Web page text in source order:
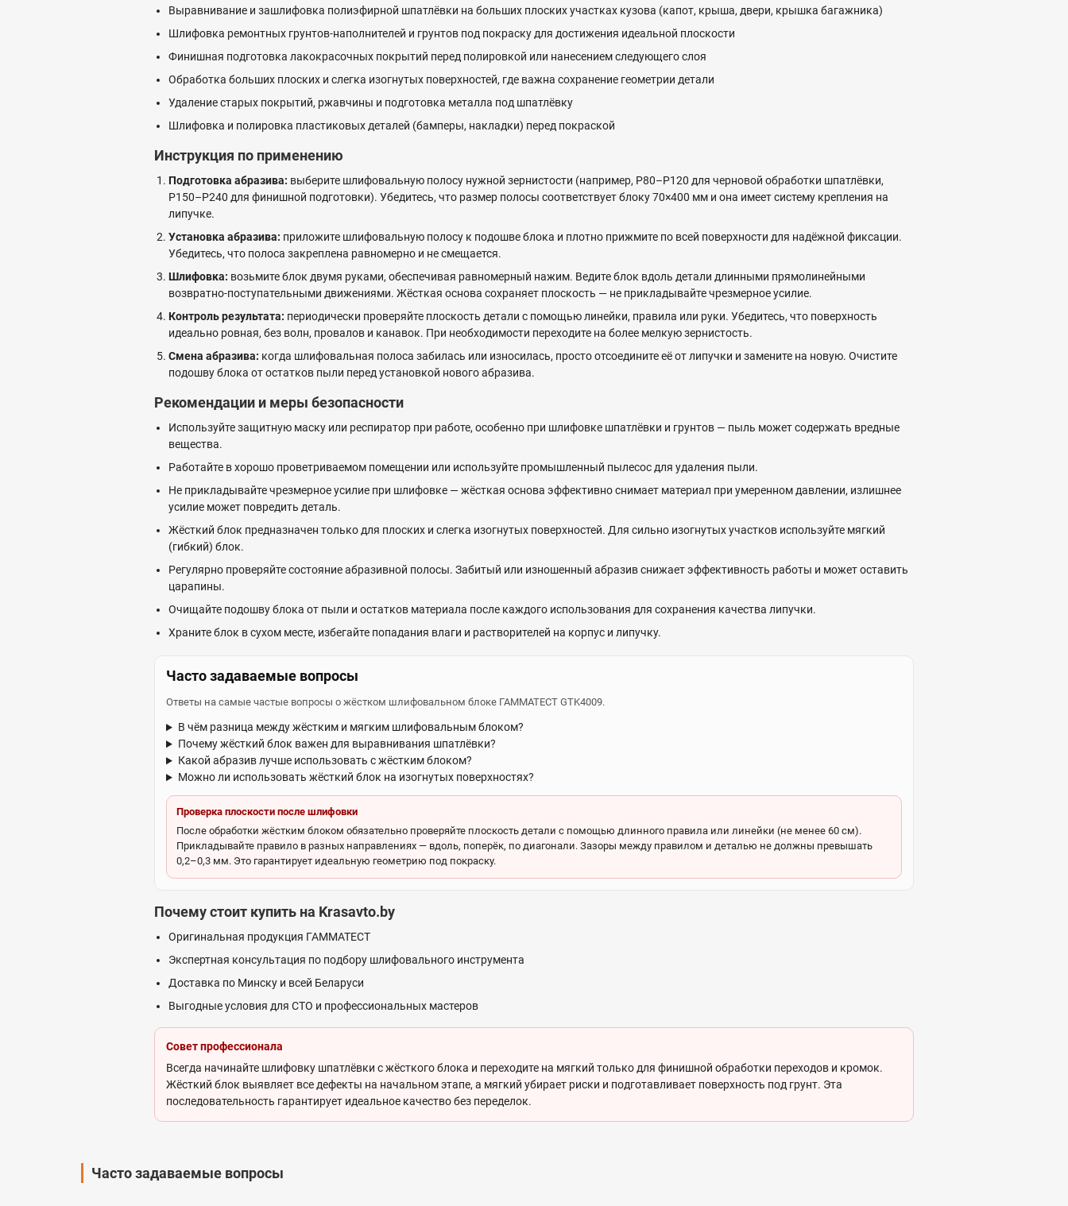
Выравнивание и зашлифовка полиэфирной шпатлёвки на больших плоских участках кузова (капот, крыша, двери, крышка багажника)
Шлифовка ремонтных грунтов-наполнителей и грунтов под покраску для достижения идеальной плоскости
Финишная подготовка лакокрасочных покрытий перед полировкой или нанесением следующего слоя
Обработка больших плоских и слегка изогнутых поверхностей, где важна сохранение геометрии детали
Удаление старых покрытий, ржавчины и подготовка металла под шпатлёвку
Шлифовка и полировка пластиковых деталей (бамперы, накладки) перед покраской
Инструкция по применению
Подготовка абразива: выберите шлифовальную полосу нужной зернистости (например, P80–P120 для черновой обработки шпатлёвки,
P150–P240 для финишной подготовки). Убедитесь, что размер полосы соответствует блоку 70×400 мм и она имеет систему крепления на
липучке.
Установка абразива: приложите шлифовальную полосу к подошве блока и плотно прижмите по всей поверхности для надёжной фиксации.
Убедитесь, что полоса закреплена равномерно и не смещается.
Шлифовка: возьмите блок двумя руками, обеспечивая равномерный нажим. Ведите блок вдоль детали длинными прямолинейными
возвратно-поступательными движениями. Жёсткая основа сохраняет плоскость — не прикладывайте чрезмерное усилие.
Контроль результата: периодически проверяйте плоскость детали с помощью линейки, правила или руки. Убедитесь, что поверхность
идеально ровная, без волн, провалов и канавок. При необходимости переходите на более мелкую зернистость.
Смена абразива: когда шлифовальная полоса забилась или износилась, просто отсоедините её от липучки и замените на новую. Очистите
подошву блока от остатков пыли перед установкой нового абразива.
Рекомендации и меры безопасности
Используйте защитную маску или респиратор при работе, особенно при шлифовке шпатлёвки и грунтов — пыль может содержать вредные
вещества.
Работайте в хорошо проветриваемом помещении или используйте промышленный пылесос для удаления пыли.
Не прикладывайте чрезмерное усилие при шлифовке — жёсткая основа эффективно снимает материал при умеренном давлении, излишнее
усилие может повредить деталь.
Жёсткий блок предназначен только для плоских и слегка изогнутых поверхностей. Для сильно изогнутых участков используйте мягкий
(гибкий) блок.
Регулярно проверяйте состояние абразивной полосы. Забитый или изношенный абразив снижает эффективность работы и может оставить
царапины.
Очищайте подошву блока от пыли и остатков материала после каждого использования для сохранения качества липучки.
Храните блок в сухом месте, избегайте попадания влаги и растворителей на корпус и липучку.
Часто задаваемые вопросы
Ответы на самые частые вопросы о жёстком шлифовальном блоке ГАММАТЕСТ GTK4009.
В чём разница между жёстким и мягким шлифовальным блоком?
Почему жёсткий блок важен для выравнивания шпатлёвки?
Какой абразив лучше использовать с жёстким блоком?
Можно ли использовать жёсткий блок на изогнутых поверхностях?
Проверка плоскости после шлифовки
После обработки жёстким блоком обязательно проверяйте плоскость детали с помощью длинного правила или линейки (не менее 60 см).
Прикладывайте правило в разных направлениях — вдоль, поперёк, по диагонали. Зазоры между правилом и деталью не должны превышать
0,2–0,3 мм. Это гарантирует идеальную геометрию под покраску.
Почему стоит купить на Krasavto.by
Оригинальная продукция ГАММАТЕСТ
Экспертная консультация по подбору шлифовального инструмента
Доставка по Минску и всей Беларуси
Выгодные условия для СТО и профессиональных мастеров
Совет профессионала
Всегда начинайте шлифовку шпатлёвки с жёсткого блока и переходите на мягкий только для финишной обработки переходов и кромок.
Жёсткий блок выявляет все дефекты на начальном этапе, а мягкий убирает риски и подготавливает поверхность под грунт. Эта
последовательность гарантирует идеальное качество без переделок.
Часто задаваемые вопросы